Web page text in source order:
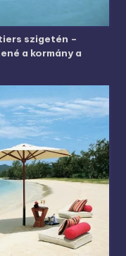
szigetén –
a kormány a